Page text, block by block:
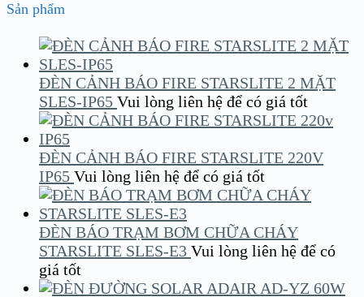
Sản phẩm
ĐÈN CẢNH BÁO FIRE STARSLITE 2 MẶT
SLES-IP65 Vui lòng liên hệ để có giá tốt
ĐÈN CẢNH BÁO FIRE STARSLITE 220V
IP65 Vui lòng liên hệ để có giá tốt
ĐÈN BÁO TRẠM BƠM CHỮA CHÁY
STARSLITE SLES-E3 Vui lòng liên hệ để có
giá tốt